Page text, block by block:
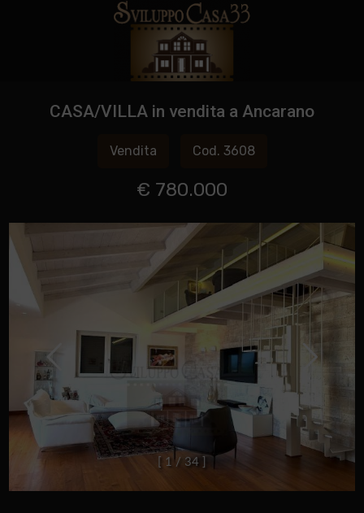
CASA/VILLA in vendita a Ancarano
Vendita Cod. 3608
€ 780.000
1 / 34